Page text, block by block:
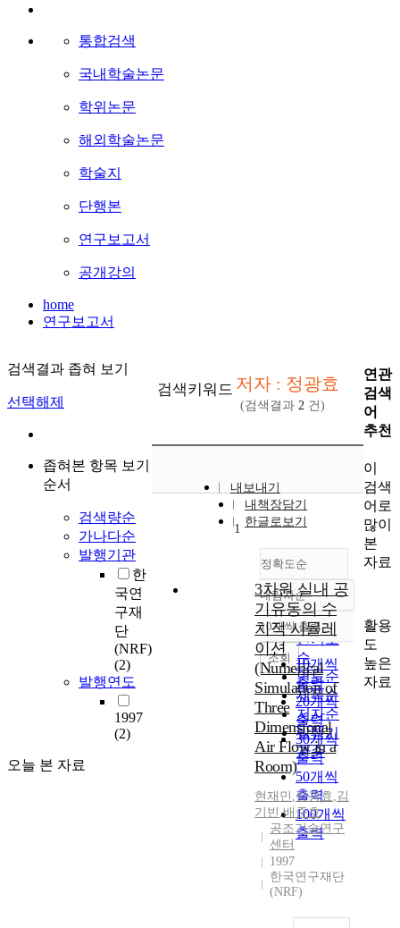
통합검색
국내학술논문
학위논문
해외학술논문
학술지
단행본
연구보고서
공개강의
home
연구보고서
검색결과 좁혀 보기
선택해제
좁혀본 항목 보기
순서
검색량순
가나다순
발행기관
한
국연
구재
단
(NRF)
(2)
발행연도
1997
(2)
오늘 본 자료
검색키워드 저자 : 정광효
(검색결과 2 건)
내보내기
내책장담기
한글로보기
정확도순
정확도
순
인기도
순
연도순
제목순
저자순
발행기
관순
내림차순
내림차순
10개씩 출력
10개씩
출력
20개씩
출력
30개씩
출력
50개씩
출력
100개씩
출력
조회
1
3차원 실내 공
기유동의 수
치적 시뮬레
이션
(Numerical
Simulation of
Three
Dimensional
Air Flow in a
Room)
현재민 ,정광효 ,김
기빈 ,배준호
공조기술연구
센터
1997
한국연구재단
(NRF)
연관
검색
어
추천
이
검색
어로
많이
본
자료
활용
도
높은
자료